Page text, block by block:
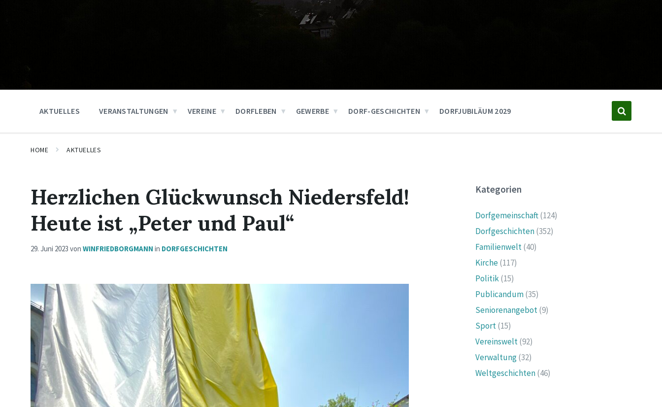
AKTUELLES VERANSTALTUNGEN VEREINE DORFLEBEN GEWERBE DORF-GESCHICHTEN DORFJUBILÄUM 2029
HOME AKTUELLES
Herzlichen Glückwunsch Niedersfeld!
Heute ist „Peter und Paul“
29. Juni 2023 von WINFRIEDBORGMANN in DORFGESCHICHTEN
Kategorien
Dorfgemeinschaft(124)
Dorfgeschichten(352)
Familienwelt(40)
Kirche(117)
Politik(15)
Publicandum(35)
Seniorenangebot(9)
Sport(15)
Vereinswelt(92)
Verwaltung(32)
Weltgeschichten(46)